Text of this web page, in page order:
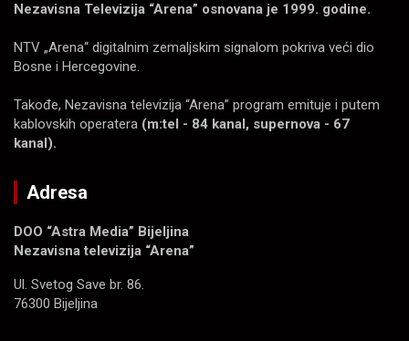
Nezavisna Televizija “Arena” osnovana je 1999. godine.
NTV „Arena“ digitalnim zemaljskim signalom pokriva veći dio
Bosne i Hercegovine.
Takođe, Nezavisna televizija “Arena” program emituje i putem
kablovskih operatera (m:tel - 84 kanal, supernova - 67
kanal).
Adresa
DOO “Astra Media” Bijeljina
Nezavisna televizija “Arena”
Ul. Svetog Save br. 86.
76300 Bijeljina